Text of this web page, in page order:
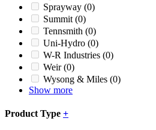
1636(0)
17(0)
1760(0)
18(0)
18 Hurricane(0)
1800XL
1821(0)
1837(0)
1890(0)
Sprayway (0)
Summit (0)
Tennsmith (0)
Uni-Hydro (0)
W-R Industries (0)
Weir(0)
Wysong & Miles (0)
Show more
Product Type +